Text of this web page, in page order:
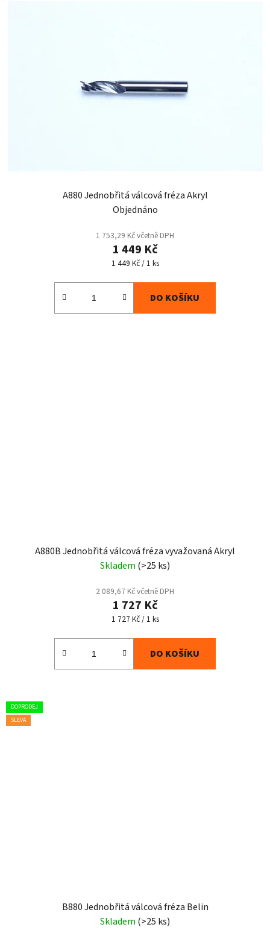
A880 Jednobřitá válcová fréza Akryl
Objednáno
1 753,29 Kč včetně DPH
1 449 Kč
Měrná
1 449 Kč / 1 ks
DO KOŠÍKU
A880B Jednobřitá válcová fréza vyvažovaná Akryl
Skladem (>25 ks)
2 089,67 Kč včetně DPH
1 727 Kč
Měrná
1 727 Kč / 1 ks
DO KOŠÍKU
DOPRODEJ
SLEVA
B880 Jednobřitá válcová fréza Belin
Skladem (>25 ks)